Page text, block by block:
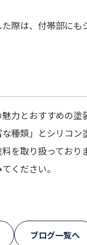
際は、付帯部にも
力とおすすめの塗
種類」とシリコン
を取り扱ってお
ください。
ブログ一覧へ